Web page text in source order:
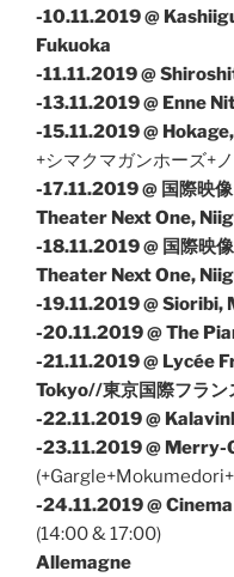
-10.11.2019 @
Fukuoka
-11.11.2019 @
-13.11.2019 @ Enne
-15.11.2019 @
+シマクマガンホーズ+
-17.11.2019 @ 国際映
Theater Next One,
-18.11.2019 @ 国際映
Theater Next One,
-19.11.2019 @
-20.11.2019@ The
-21.11.2019 @ Lycée
Tokyo//東京国際フラン
-22.11.2019 @
-23.11.2019 @ Merry-
(+Gargle+Mokumedori+
-24.11.2019 @
(14:00 & 17:00)
Allemagne